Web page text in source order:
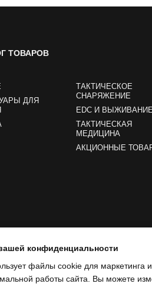
ТОВАРОВ
ДЛЯ
ТАКТИЧЕСКОЕ
СНАРЯЖЕНИЕ
EDC И ВЫЖИВАНИЕ
ТАКТИЧЕСКАЯ
МЕДИЦИНА
АКЦИОННЫЕ
конфиденциальности
файлы cookie для маркетинга
работы сайта. Вы можете